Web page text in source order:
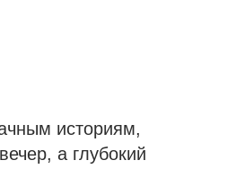
историям,
а глубокий